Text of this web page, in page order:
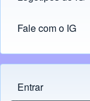
Fale com o IG
Menu do usuário
Entrar